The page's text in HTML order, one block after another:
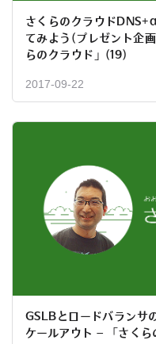
さくらのクラウド
てみよう(プレゼント企
らのクラウド」(19)
2017-09-22
GSLBとロードバランサ
ケールアウト – 「さく